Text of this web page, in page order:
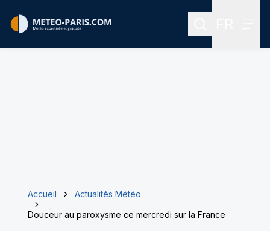
Rechercher
Accueil
Actualités Météo
Douceur au paroxysme ce mercredi sur la France